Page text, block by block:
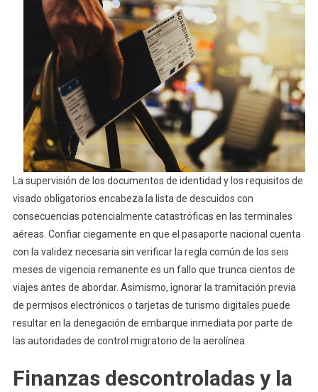
La supervisión de los documentos de identidad y los requisitos de
visado obligatorios encabeza la lista de descuidos con
consecuencias potencialmente catastróficas en las terminales
aéreas. Confiar ciegamente en que el pasaporte nacional cuenta
con la validez necesaria sin verificar la regla común de los seis
meses de vigencia remanente es un fallo que trunca cientos de
viajes antes de abordar. Asimismo, ignorar la tramitación previa
de permisos electrónicos o tarjetas de turismo digitales puede
resultar en la denegación de embarque inmediata por parte de
las autoridades de control migratorio de la aerolínea.
Finanzas descontroladas y la